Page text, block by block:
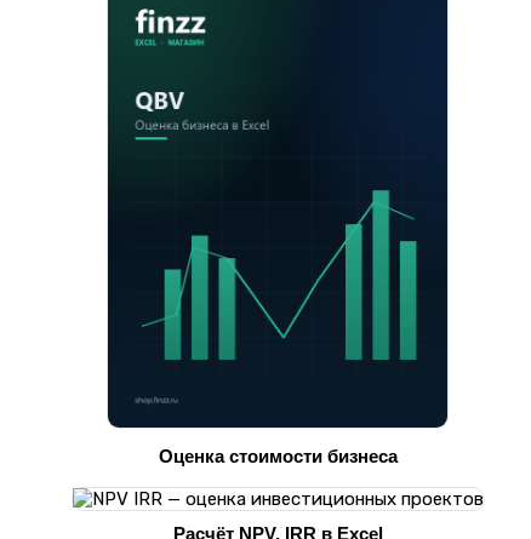
Оценка стоимости бизнеса
Расчёт NPV, IRR в Excel